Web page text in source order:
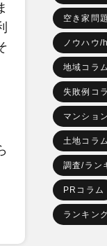
空き家問
ノウハウ
地域コラム
失敗例コ
マンショ
土地コラム
調査/ラン
PRコラム
ランキン